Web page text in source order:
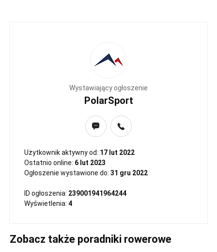
Wystawiający ogłoszenie
PolarSport
Użytkownik aktywny od: 17 lut 2022
Ostatnio online: 6 lut 2023
Ogłoszenie wystawione do: 31 gru 2022
ID ogłoszenia: 239001941964244
Wyświetlenia: 4
Zobacz także poradniki rowerowe